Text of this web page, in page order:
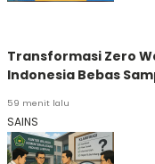
Transformasi Zero
Indonesia Bebas
59 menit lalu
SAINS